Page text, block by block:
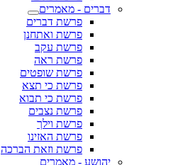
דברים - מאמרים
פרשת דברים
פרשת ואתחנן
פרשת עקב
פרשת ראה
פרשת שופטים
פרשת כי תצא
פרשת כי תבוא
פרשת נצבים
פרשת וילך
פרשת האזינו
פרשת וזאת הברכה
יהושע - מאמרים